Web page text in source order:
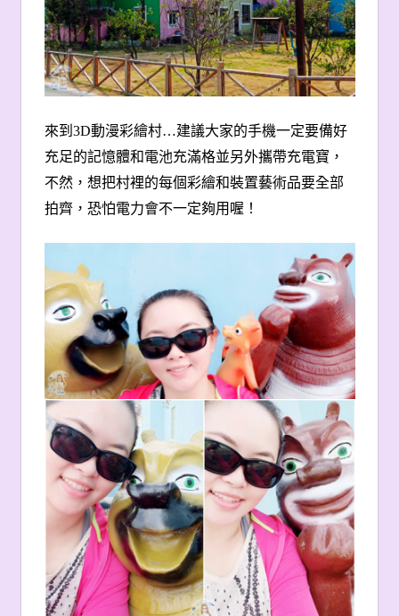
來到 3D動漫彩繪村…建議大家的手機一定要備好
充足的記憶體和電池充滿格並另外攜帶充電寶，
不然，想把村裡的每個彩繪和裝置藝術品要全部
拍齊，恐怕電力會不一定夠用喔！